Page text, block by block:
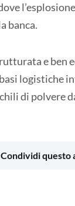
banca.
e ben
logistiche
di polvere
Condividi questo